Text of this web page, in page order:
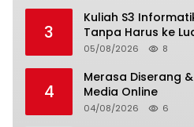
3
Kuliah S3
Tanpa Harus ke
05/08/2026 8
4
Merasa Diserang
Media Online
04/08/2026 6